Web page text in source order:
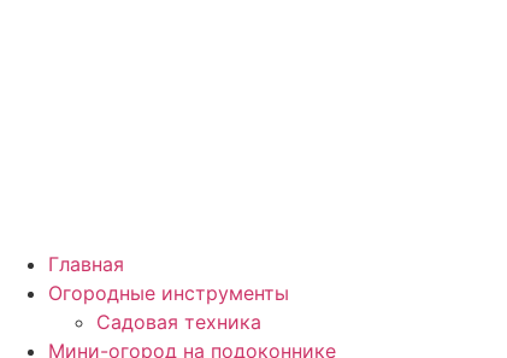
Главная
Огородные инструменты
Садовая техника
Мини-огород на подоконнике